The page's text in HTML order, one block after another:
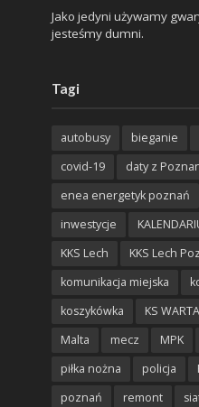
Jako jedyni używamy
jesteśmy dumni.
Tagi
autobusy bieganie
covid-19
daty z
enea energetyk poznań
inwestycje
KKS Lech
KKS Lech
komunikacja miejska
koszykówka
KS
Malta
mecz MPK
piłka nożna
policja
poznań
remont